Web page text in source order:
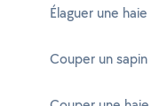
Élaguer une haie
Couper un sapin